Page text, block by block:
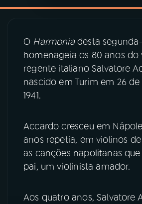
ACOMPANHE A RÁDIO MEC
YouTube
O Harmoniadesta
homenageia os 80 anos do
regente italiano Salvatore
nascido em Turim em 26
1941.
Accardo cresceu em
anos repetia, em violinos
as canções napolitanas
pai, um violinista amador.
Aos quatro anos, Salvatore